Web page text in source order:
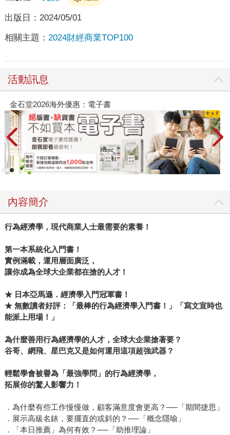
出版日： 2024/05/01
相關主題： 2024財經商業TOP100
活動訊息
金石堂2026海外優惠：電子書
內容簡介
行為經濟學，現代商業人士最需要的素養！
第一本系統化入門書！
實例滿載，運用層面廣泛，
讓你成為全球大企業都在搶的人才！
★ 日本亞馬遜．經濟學入門冠軍書！
★ 無數讀者好評：「最棒的行為經濟學入門書！」「寫文宣時也
能派上用場！」
為什麼善用行為經濟學的人才，全球大企業搶著要？
谷哥、網飛、星巴克又是如何運用這項超強武器？
輕鬆學會被譽為「最強學問」的行為經濟學，
拓展你的驚人影響力！
．為什麼有些工作慢慢做，顧客滿意度會更高？──「期間捷思」
．展示高級名錶，要擺直的或斜的？──「概念隱喻」
．「本日推薦」為何有效？──「助推理論」